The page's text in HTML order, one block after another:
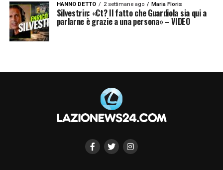
HANNO DETTO 2 settimane ago Maria Floris
Silvestrin: «Ct? Il fatto che Guardiola sia qui a
parlarne è grazie a una persona» – VIDEO